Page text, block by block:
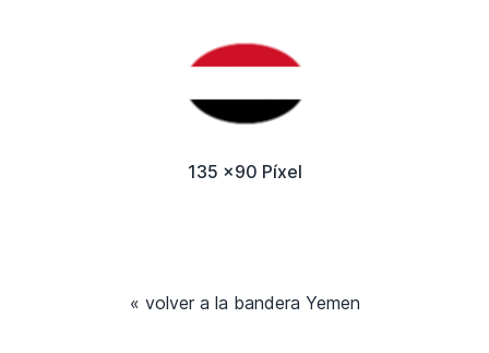
135 x90 Píxel
« volver a la bandera Yemen